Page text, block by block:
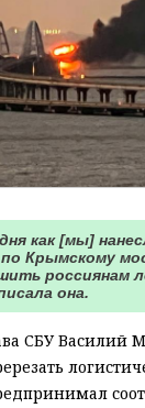
как [мы]
по Крымскому
россиянам
она.
СБУ Василий